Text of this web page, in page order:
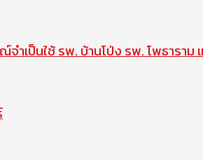
ป็นใช้ รพ. บ้านโป่ง รพ. โพธาราม